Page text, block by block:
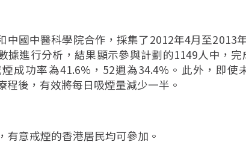
中國中醫科學院合作，採集了2012年4月至2013
據進行分析，結果顯示參與計劃的1149人中，
成功率為41.6%，52週為34.4%。此外，即使
程後，有效將每日吸煙量減少一半。
有意戒煙的香港居民均可參加。